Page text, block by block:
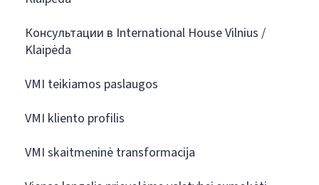
Консультации в International House Vilnius /
Klaipėda
VMI teikiamos paslaugos
VMI kliento profilis
VMI skaitmeninė transformacija